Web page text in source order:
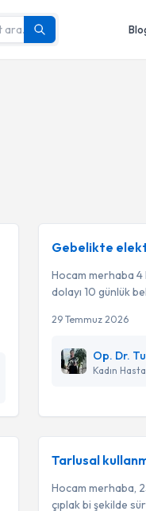
Gebelikte
Hocam merhaba 4
dolayı 10 günlük
29 Temmuz 2026
Op. Dr.
Kadın
Tarlusal
Hocam merhaba,
çıplak bi şekilde